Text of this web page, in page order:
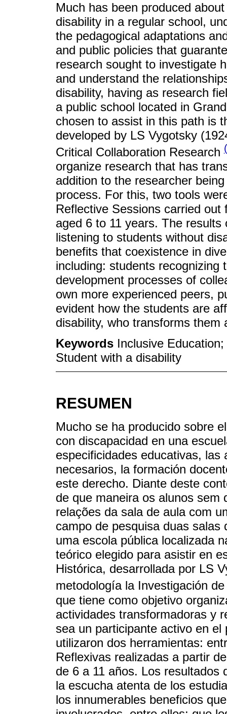
Much has been produced
disability in a regular school,
the pedagogical adaptations
and public policies that
research sought to investigate
and understand the
disability, having as research
a public school located in
chosen to assist in this path is
developed by LS Vygotsky
Critical Collaboration Research
organize research that has
addition to the researcher
process. For this, two tools
Reflective Sessions carried
aged 6 to 11 years. The
listening to students without
benefits that coexistence in
including: students recognizing
development processes of
own more experienced peers,
evident how the students are
disability, who transforms
Keywords Inclusive
Student with a disability
RESUMEN
Mucho se ha producido sobre
con discapacidad en una
especificidades educativas, las
necesarios, la formación
este derecho. Diante deste
de que maneira os alunos sem
relações da sala de aula com
campo de pesquisa duas
uma escola pública localizada
teórico elegido para asistir en
Histórica, desarrollada por LS
metodología la Investigación
que tiene como objetivo
actividades transformadoras y
sea un participante activo en
utilizaron dos herramientas:
Reflexivas realizadas a partir
de 6 a 11 años. Los resultados
la escucha atenta de los
los innumerables beneficios